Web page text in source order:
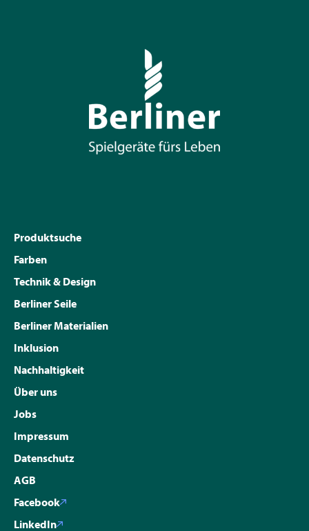
Produktsuche
Farben
Technik & Design
Berliner Seile
Berliner Materialien
Inklusion
Nachhaltigkeit
Über uns
Jobs
Impressum
Datenschutz
AGB
Facebook
LinkedIn